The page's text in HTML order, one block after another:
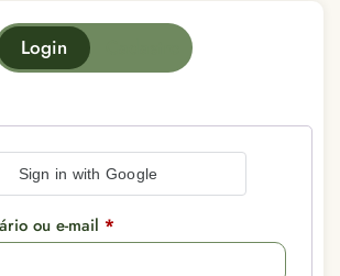
Login
Sign in with Google
ou e-mail *
mail*
uma nova senha será enviado